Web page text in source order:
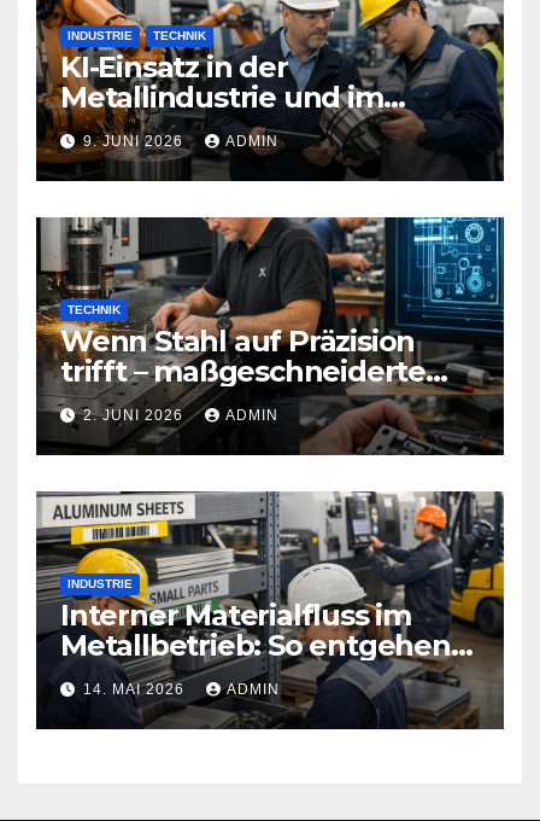
INDUSTRIE TECHNIK
KI-Einsatz in der
Metallindustrie und im
Maschinenbau
9. JUNI 2026 ADMIN
TECHNIK
Wenn Stahl auf Präzision
trifft – maßgeschneiderte
Sicherheitstechnik, die Türen
neu definiert
2. JUNI 2026 ADMIN
INDUSTRIE
Interner Materialfluss im
Metallbetrieb: So entgehen
Sie teuren
Produktionsstopps
14. MAI 2026 ADMIN